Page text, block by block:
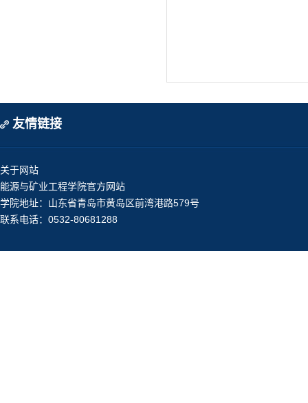
友情链接
关于网站
能源与矿业工程学院官方网站
学院地址：山东省青岛市黄岛区前湾港路579号
联系电话：0532-80681288